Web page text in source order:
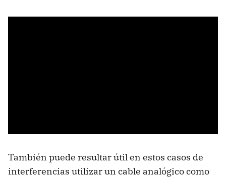
También puede resultar útil en estos casos de
interferencias utilizar un cable analógico como